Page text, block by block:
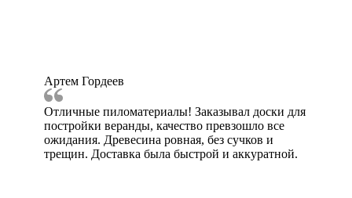
Артем Гордеев
Отличные пиломатериалы! Заказывал доски для
постройки веранды, качество превзошло все
ожидания. Древесина ровная, без сучков и
трещин. Доставка была быстрой и аккуратной.